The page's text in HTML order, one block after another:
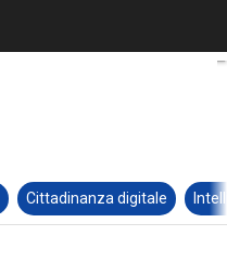
Cittadinanza digitale